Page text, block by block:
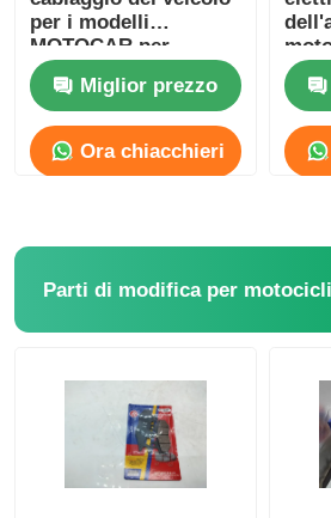
per i modelli
MOTOCAR per
collegare tutti i
componenti elettrici
Miglior prezzo
Ora chiacchieri
Parti di modifica per motocicli